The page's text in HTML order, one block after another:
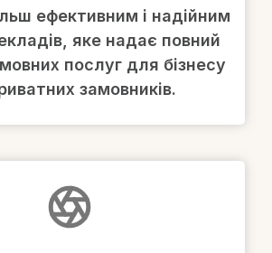
ефективним і надійним
яке надає повний
послуг для бізнесу
замовників.